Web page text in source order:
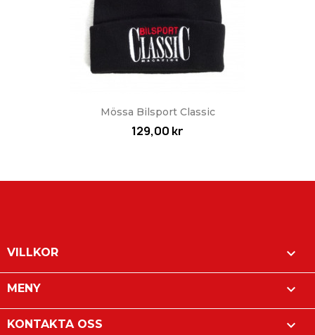
Mössa Bilsport Classic
129,00 kr
VILLKOR 
MENY 
KONTAKTA OSS 